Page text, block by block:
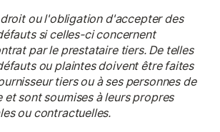
ou l'obligation d'accepter des
si celles-ci concernent
par le prestataire tiers. De telles
ou plaintes doivent être faites
tiers ou à ses personnes de
sont soumises à leurs propres
ou contractuelles.